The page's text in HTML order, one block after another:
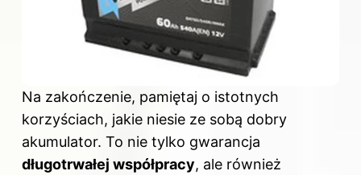
Na zakończenie, pamiętaj o istotnych
korzyściach, jakie niesie ze sobą dobry
akumulator. To nie tylko gwarancja
długotrwałej współpracy, ale również